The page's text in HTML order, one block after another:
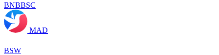
BNBBSC
MAD
BSW